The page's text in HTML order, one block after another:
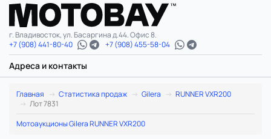
г. Владивосток, ул. Басаргина д.44. Офис 8.
+7 (908) 441-80-40
+7 (908) 455-58-04
Адреса и контакты
Главная Статистика продаж Gilera
RUNNER VXR200
Лот 7831
Мотоаукционы Gilera RUNNER VXR200